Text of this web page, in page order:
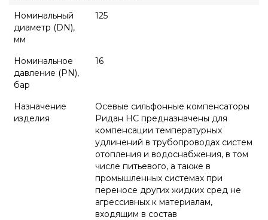
Номинальный
диаметр (DN),
мм
125
Номинальное
давление (PN),
бар
16
Назначение
изделия
Осевые сильфонные компенсаторы
Ридан НС предназначены для
компенсации температурных
удлинений в трубопроводах систем
отопления и водоснабжения, в том
числе питьевого, а также в
промышленных системах при
переносе других жидких сред не
агрессивных к материалам,
входящим в состав